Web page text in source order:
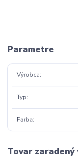
Parametre
Výrobca
Typ
Farba
Tovar